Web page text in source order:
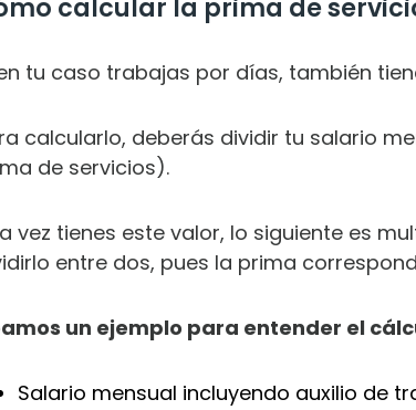
calcular la prima de
tu caso trabajas por días, también
calcularlo, deberás dividir tu salario
de servicios).
vez tienes este valor, lo siguiente es
entre dos, pues la prima
un ejemplo para entender el
Salario mensual incluyendo auxilio de